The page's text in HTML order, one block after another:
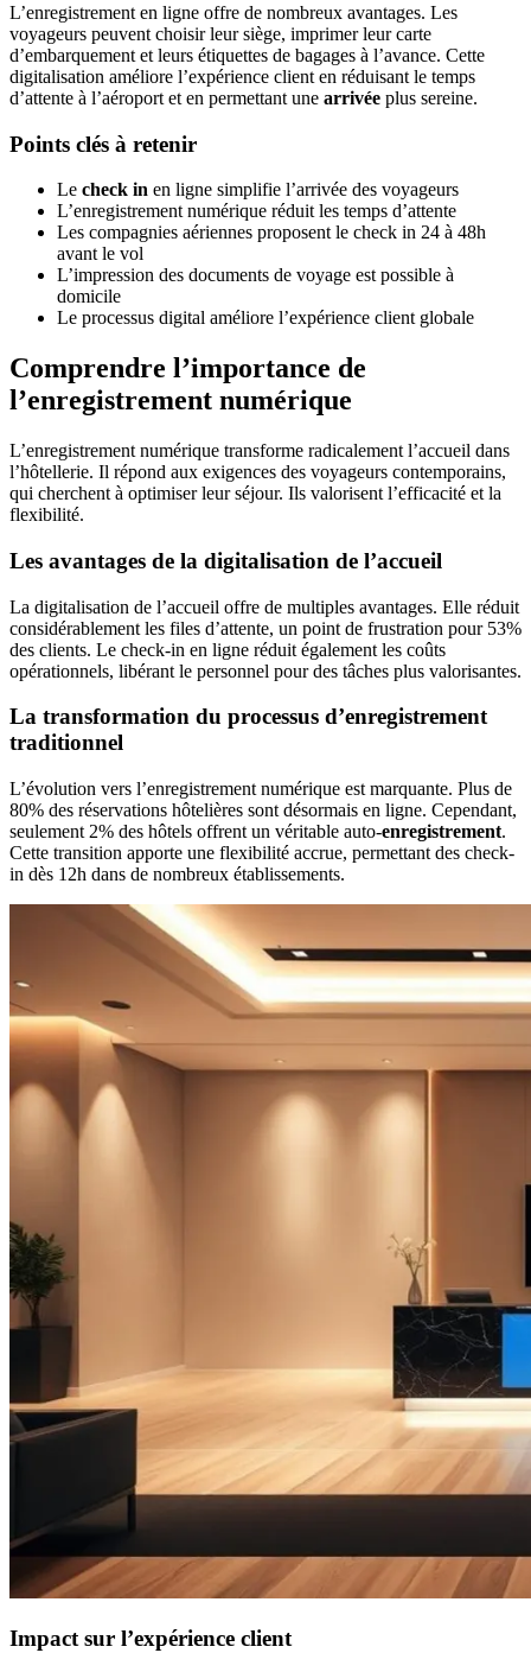
L’enregistrement en ligne offre de nombreux avantages. Les
voyageurs peuvent choisir leur siège, imprimer leur carte
d’embarquement et leurs étiquettes de bagages à l’avance. Cette
digitalisation améliore l’expérience client en réduisant le temps
d’attente à l’aéroport et en permettant une arrivée plus sereine.
Points clés à retenir
Le check in en ligne simplifie l’arrivée des voyageurs
L’enregistrement numérique réduit les temps d’attente
Les compagnies aériennes proposent le check in 24 à 48h
avant le vol
L’impression des documents de voyage est possible à
domicile
Le processus digital améliore l’expérience client globale
Comprendre l’importance de
l’enregistrement numérique
L’enregistrement numérique transforme radicalement l’accueil dans
l’hôtellerie. Il répond aux exigences des voyageurs contemporains,
qui cherchent à optimiser leur séjour. Ils valorisent l’efficacité et la
flexibilité.
Les avantages de la digitalisation de l’accueil
La digitalisation de l’accueil offre de multiples avantages. Elle réduit
considérablement les files d’attente, un point de frustration pour 53%
des clients. Le check-in en ligne réduit également les coûts
opérationnels, libérant le personnel pour des tâches plus valorisantes.
La transformation du processus d’enregistrement
traditionnel
L’évolution vers l’enregistrement numérique est marquante. Plus de
80% des réservations hôtelières sont désormais en ligne. Cependant,
seulement 2% des hôtels offrent un véritable auto-enregistrement.
Cette transition apporte une flexibilité accrue, permettant des check-
in dès 12h dans de nombreux établissements.
Impact sur l’expérience client